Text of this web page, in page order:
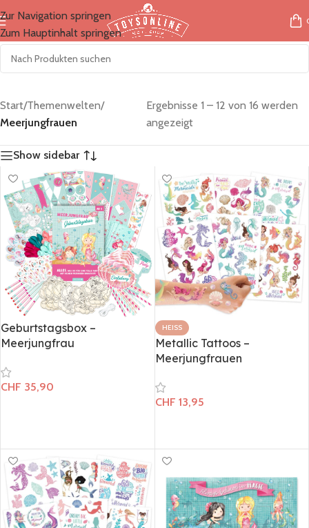
Zur Navigation springen
Zum Hauptinhalt springen
Start/Themenwelten/
Meerjungfrauen
Ergebnisse 1 – 12 von 16 werden
angezeigt
Show sidebar
Geburtstagsbox –
Meerjungfrau
CHF 35,90
HEISS
Metallic Tattoos –
Meerjungfrauen
CHF 13,95